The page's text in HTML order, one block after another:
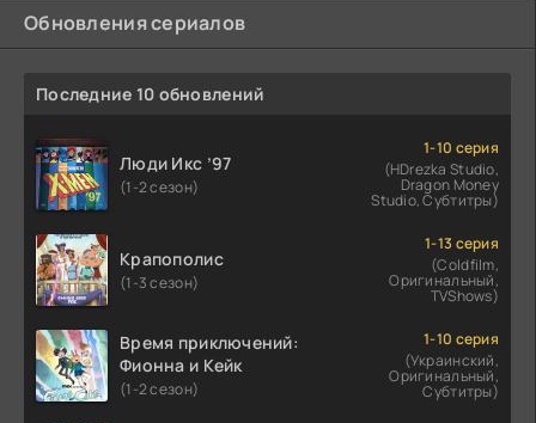
Обновления сериалов
Последние 10 обновлений
Люди Икс ’97
(1-2 сезон)
1-10 серия
(HDrezka Studio,
Dragon Money
Studio, Субтитры)
Крапополис
(1-3 сезон)
1-13 серия
(Coldfilm,
Оригинальный,
TVShows)
Время приключений:
Фионна и Кейк
(1-2 сезон)
1-10 серия
(Украинский,
Оригинальный,
Субтитры)